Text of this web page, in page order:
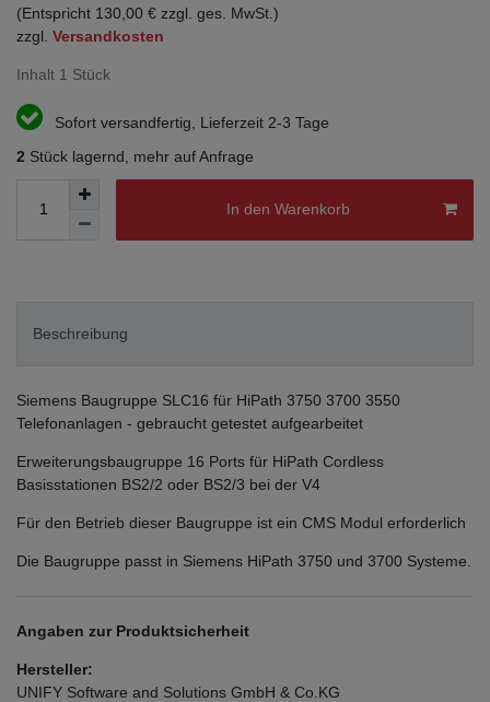
(Entspricht 130,00 € zzgl. ges. MwSt.)
zzgl. Versandkosten
Inhalt 1 Stück
Sofort versandfertig, Lieferzeit 2-3 Tage
2 Stück lagernd, mehr auf Anfrage
In den Warenkorb
Beschreibung
Siemens Baugruppe SLC16 für HiPath 3750 3700 3550
Telefonanlagen - gebraucht getestet aufgearbeitet
Erweiterungsbaugruppe 16 Ports für HiPath Cordless
Basisstationen BS2/2 oder BS2/3 bei der V4
Für den Betrieb dieser Baugruppe ist ein CMS Modul erforderlich
Die Baugruppe passt in Siemens HiPath 3750 und 3700 Systeme.
Angaben zur Produktsicherheit
Hersteller:
UNIFY Software and Solutions GmbH & Co.KG